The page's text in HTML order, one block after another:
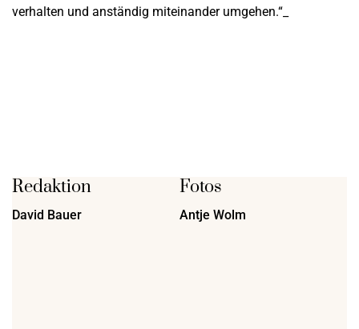
verhalten und anständig miteinander umgehen.“_
Redaktion
David Bauer
Fotos
Antje Wolm